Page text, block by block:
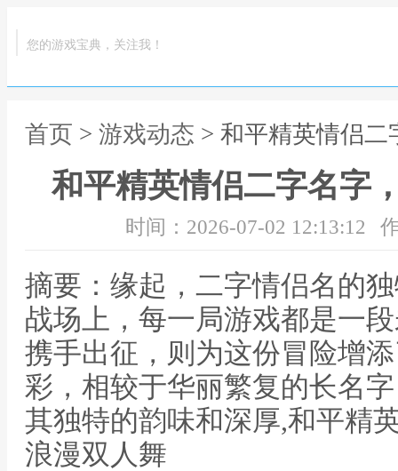
您的游戏宝典，关注我！
首页 > 游戏动态 > 和平精英情侣
和平精英情侣二字名字
时间：2026-07-02 12:13:12
摘要：缘起，二字情侣名的
战场上，每一局游戏都是一
携手出征，则为这份冒险增
彩，相较于华丽繁复的长名
其独特的韵味和深厚,和平精
浪漫双人舞